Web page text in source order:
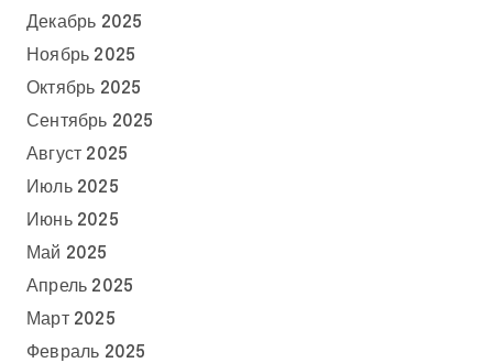
Декабрь 2025
Ноябрь 2025
Октябрь 2025
Сентябрь 2025
Август 2025
Июль 2025
Июнь 2025
Май 2025
Апрель 2025
Март 2025
Февраль 2025